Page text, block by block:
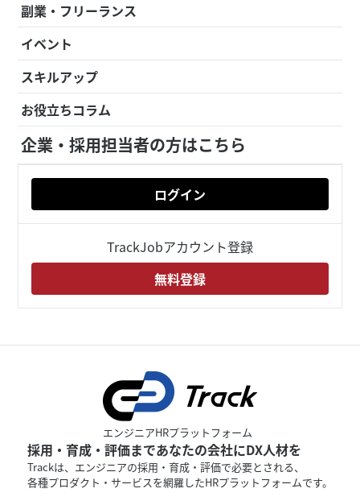
副業・フリーランス
イベント
スキルアップ
お役立ちコラム
企業・採用担当者の方はこちら
ログイン
TrackJobアカウント登録
無料登録
エンジニアHRプラットフォーム
採用・育成・評価まであなたの会社にDX人材を
Trackは、エンジニアの採用・育成・評価で必要とされる、
各種プロダクト・サービスを網羅したHRプラットフォームです。